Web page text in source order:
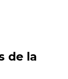
de la